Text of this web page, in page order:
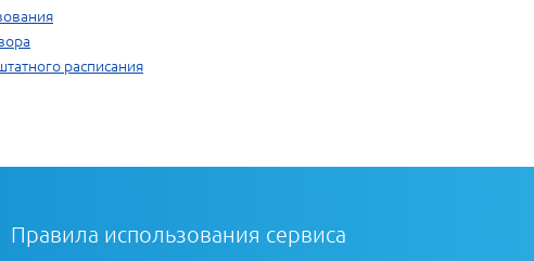
расписания
Правила использования сервиса